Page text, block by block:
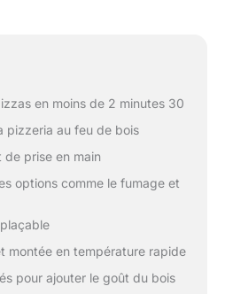
en moins de 2 minutes 30
pizzeria au feu de bois
de prise en main
options comme le fumage et
montée en température rapide
pour ajouter le goût du bois